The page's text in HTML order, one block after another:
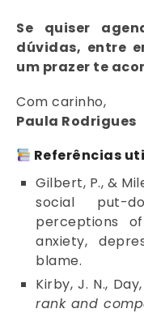
Se quiser
dúvidas, entre
um prazer te
Com carinho,
Paula Rodrigues
Referências
Gilbert, P., &
social put-
perceptions
anxiety,
blame.
Kirby, J. N.,
rank and